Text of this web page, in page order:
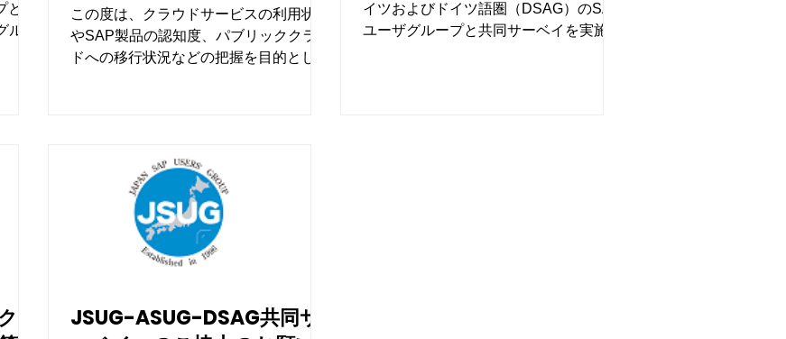
共
ー
この度は、クラウドサービスの利用状況
やSAP製品の認知度、パブリッククラウ
ドへの移行状況などの把握を目的とした
イツおよびドイツ語圏（DSAG）のSAP
ユーザグループと共同サーベイを実施す
JSUG-ASUG-DSAG共同サ